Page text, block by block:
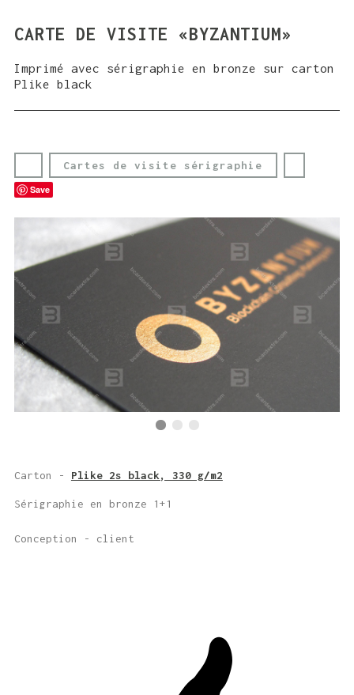
CARTE DE VISITE «BYZANTIUM»
Imprimé avec sérigraphie en bronze sur carton
Plike black
Cartes de visite sérigraphie
Save
Carton - Plike 2s black, 330 g/m2
Sérigraphie en bronze 1+1
Conception - client